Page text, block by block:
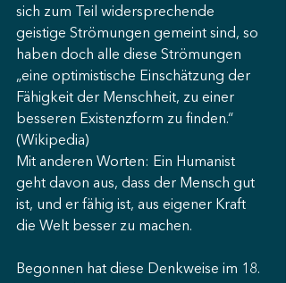
sich zum Teil widersprechende
geistige Strömungen gemeint sind, so
haben doch alle diese Strömungen
„eine optimistische Einschätzung der
Fähigkeit der Menschheit, zu einer
besseren Existenzform zu finden.“
(Wikipedia)
Mit anderen Worten: Ein Humanist
geht davon aus, dass der Mensch gut
ist, und er fähig ist, aus eigener Kraft
die Welt besser zu machen.
Begonnen hat diese Denkweise im 18.